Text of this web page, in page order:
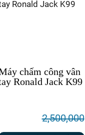
chấm công vân
Ronald Jack K99
2,500,000